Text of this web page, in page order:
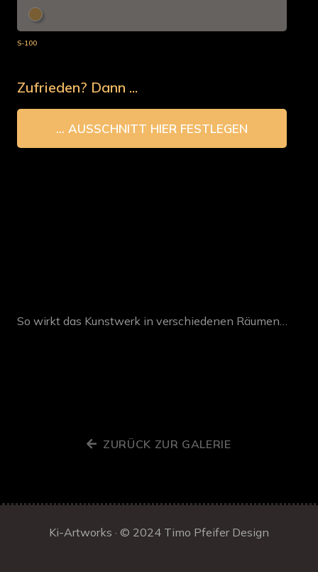
S-100
Zufrieden? Dann ...
So wirkt das Kunstwerk in verschiedenen Räumen…
ZURÜCK ZUR GALERIE
Ki-Artworks · © 2024 Timo Pfeifer Design